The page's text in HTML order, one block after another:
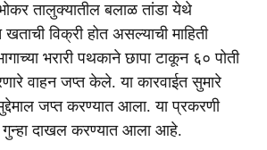
तालुक्यातील बलाळ तांडा येथे
विक्री होत असल्याची माहिती
भरारी पथकाने छापा टाकून ६० पोती
वाहन जप्त केले. या कारवाईत सुमारे
जप्त करण्यात आला. या प्रकरणी
गुन्हा दाखल करण्यात आला आहे.